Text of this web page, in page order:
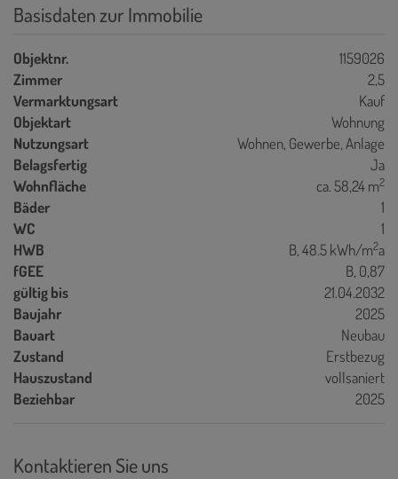
Basisdaten zur Immobilie
Objektnr.
1159026
Zimmer
2,5
Vermarktungsart
Kauf
Objektart
Wohnung
Nutzungsart
Wohnen Gewerbe Anlage
Belagsfertig
Ja
Wohnfläche
ca. 58,24 m2
Bäder
1
WC
1
HWB
B, 48.5 kWh/m2a
fGEE
B, 0,87
gültig bis
21.04.2032
Baujahr
2025
Bauart
Neubau
Zustand
Erstbezug
Hauszustand
vollsaniert
Beziehbar
2025
Kontaktieren Sie uns